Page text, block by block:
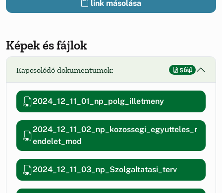
link másolása
Képek és fájlok
Kapcsolódó dokumentumok: 5 fájl
2024_12_11_01_np_polg_illetmeny
2024_12_11_02_np_kozossegi_egyutteles_r
endelet_mod
2024_12_11_03_np_Szolgaltatasi_terv